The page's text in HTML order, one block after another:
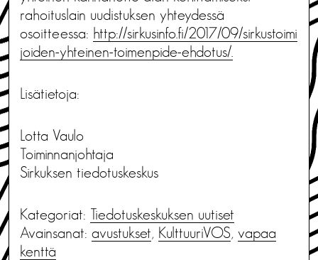
rahoituslain uudistuksen yhteydessä
osoitteessa: http://sirkusinfo.fi/2017/09/sirkustoimi
joiden-yhteinen-toimenpide-ehdotus/.
Lisätietoja:
Lotta Vaulo
Toiminnanjohtaja
Sirkuksen tiedotuskeskus
Kategoriat: Tiedotus­keskuksen uutiset
Avainsanat: avustukset, KulttuuriVOS, vapaa
kenttä